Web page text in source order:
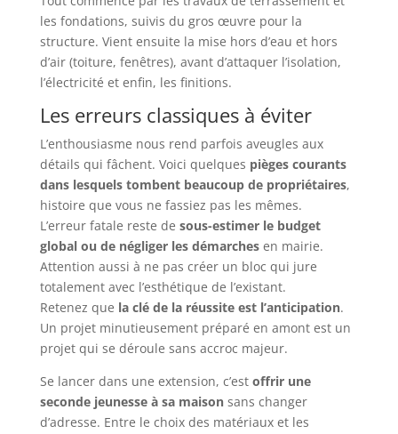
les fondations, suivis du gros œuvre pour la
structure. Vient ensuite la mise hors d’eau et hors
d’air (toiture, fenêtres), avant d’attaquer l’isolation,
l’électricité et enfin, les finitions.
Les erreurs classiques à éviter
L’enthousiasme nous rend parfois aveugles aux
détails qui fâchent. Voici quelques pièges courants
dans lesquels tombent beaucoup de propriétaires,
histoire que vous ne fassiez pas les mêmes.
L’erreur fatale reste de sous-estimer le budget
global ou de négliger les démarchesen mairie.
Attention aussi à ne pas créer un bloc qui jure
totalement avec l’esthétique de l’existant.
Retenez que la clé de la réussite est l’anticipation.
Un projet minutieusement préparé en amont est un
projet qui se déroule sans accroc majeur.
Se lancer dans une extension, c’est offrir une
seconde jeunesse à sa maisonsans changer
d’adresse. Entre le choix des matériaux et les